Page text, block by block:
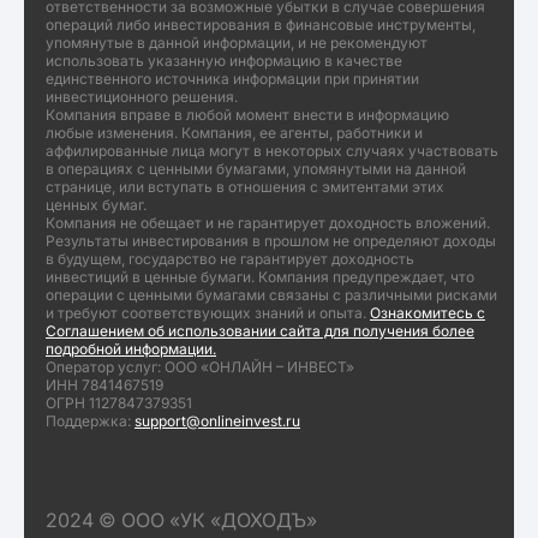
ответственности за возможные убытки в случае совершения
операций либо инвестирования в финансовые инструменты,
упомянутые в данной информации, и не рекомендуют
использовать указанную информацию в качестве
единственного источника информации при принятии
инвестиционного решения.
Компания вправе в любой момент внести в информацию
любые изменения. Компания, ее агенты, работники и
аффилированные лица могут в некоторых случаях участвовать
в операциях с ценными бумагами, упомянутыми на данной
странице, или вступать в отношения с эмитентами этих
ценных бумаг.
Компания не обещает и не гарантирует доходность вложений.
Результаты инвестирования в прошлом не определяют доходы
в будущем, государство не гарантирует доходность
инвестиций в ценные бумаги. Компания предупреждает, что
операции с ценными бумагами связаны с различными рисками
и требуют соответствующих знаний и опыта. Ознакомитесь с
Соглашением об использовании сайта для получения более
подробной информации.
Оператор услуг: ООО «ОНЛАЙН – ИНВЕСТ»
ИНН 7841467519
ОГРН 1127847379351
Поддержка: support@onlineinvest.ru
2024 © ООО «УК «ДОХОДЪ»